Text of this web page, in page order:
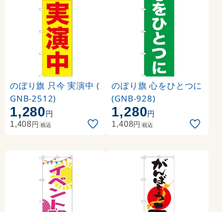
のぼり旗 只今 実演中 (
GNB-2512)
1,280円
1,408円 税込
のぼり旗 心をひとつに
(GNB-928)
1,280円
1,408円 税込